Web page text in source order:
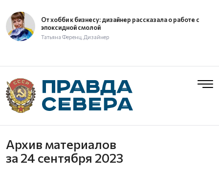
От хобби к бизнесу: дизайнер рассказала о работе с
эпоксидной смолой
Татьяна Ференц, Дизайнер
Архив материалов
за 24 сентября 2023